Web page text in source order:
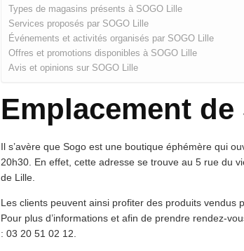
Types de magasins présents à SOGO Lille
Services proposés par SOGO Lille
Événements et activités organisés par SOGO Lille
Offres et promotions disponibles à SOGO Lille
Avis et opinions sur SOGO Lille
Emplacement
Il s’avère que Sogo est une boutique éphémère qui
20h30. En effet, cette adresse se trouve au 5 rue du
de Lille.
Les clients peuvent ainsi profiter des produits vendus
Pour plus d’informations et afin de prendre rendez-
: 03 20 51 02 12.